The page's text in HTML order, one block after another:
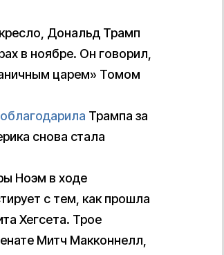
Дональд Трамп
в ноябре. Он говорил,
царем» Томом
Трампа за
снова стала
Ноэм в ходе
с тем, как прошла
Хегсета. Трое
Митч Макконнелл,